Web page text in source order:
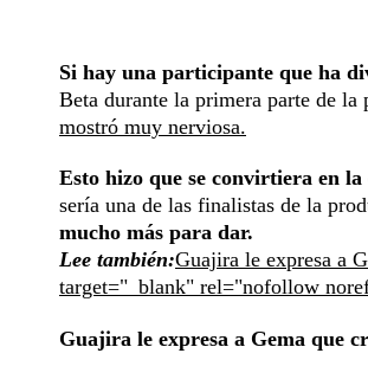
Si hay una participante que ha
Beta durante la primera parte de la
mostró muy nerviosa.
Esto hizo que se convirtiera en la
sería una de las finalistas de la
mucho más para dar.
Lee también:Guajira le expresa a
target="_blank" rel="nofollow
Guajira le expresa a Gema que